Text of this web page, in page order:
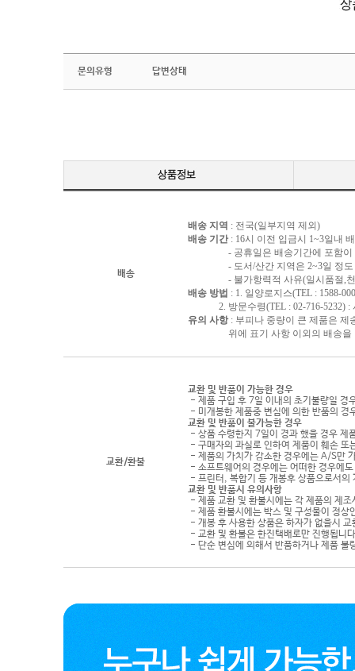
문의유형 답변상태
배송
배송 지역 : 전국(일부지역 제외)
배송 기간 : 16시 이전 입금시 1~3일내
- 공휴일은 배송기간에 포함이
- 도서/산간 지역은 2~3일 정도
- 불가항력적 사유(일시품절,천재
배송 방법 : 1. 일양로지스(TEL : 1588-
2. 방문수령(TEL : 02-716-5232) :
유의 사항: 부피나 중량이 큰 제품은 제
위에 표기 사항 이외의 배송을 원
교환/환불
교환 및 반품이 가능한 경우
- 제품 구입 후 7일 이내의 초기불량일 경
- 미개봉한 제품중 변심에 의한 반품의 경
교환 및 반품이 불가능한 경우
- 상품 수령한지 7일이 경과 했을 경우 제
- 구매자의 과실로 인하여 제품이 훼손 또
- 제품의 가치가 감소한 경우에는 A/S만
- 소프트웨어의 경우에는 어떠한 경우에
- 프린터, 복합기 등 개봉후 상품으로서의
교환 및 반품시 유의사항
- 제품 교환 및 환불시에는 각 제품의 제
- 제품 환불시에는 박스 및 구성물이 정상
- 개봉 후 사용한 상품은 하자가 없을시
- 교환 및 환불은 한진택배로만 진행됩니
- 단순 변심에 의해서 반품하거나 제품